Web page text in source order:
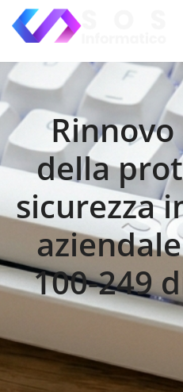
della
sicurezza
100-249